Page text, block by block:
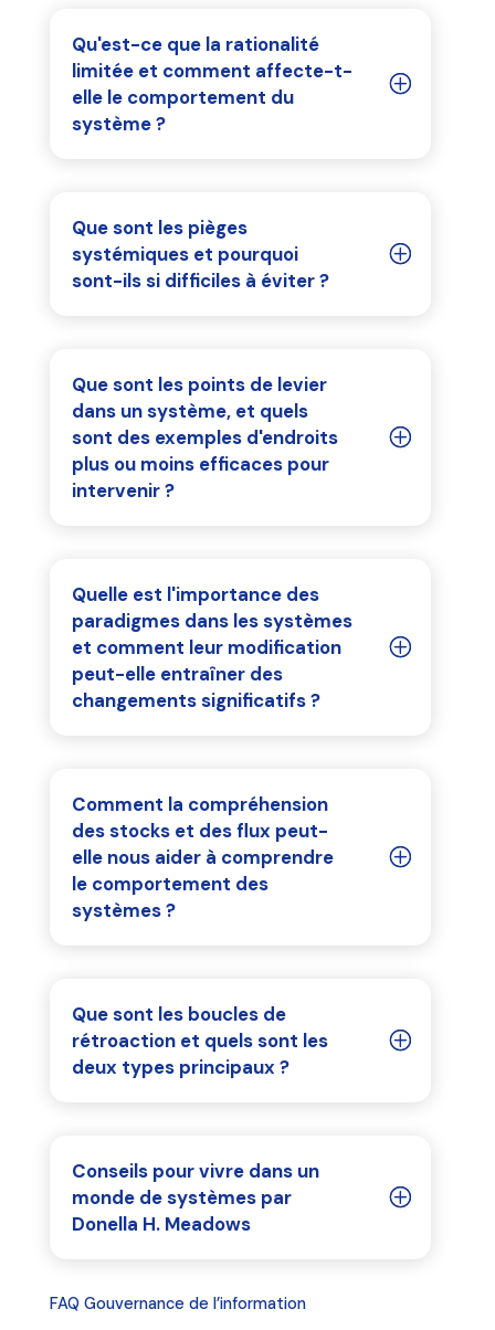
Qu'est-ce que la rationalité
limitée et comment affecte-t-
elle le comportement du
système ?
Que sont les pièges
systémiques et pourquoi
sont-ils si difficiles à éviter ?
Que sont les points de levier
dans un système, et quels
sont des exemples d'endroits
plus ou moins efficaces pour
intervenir ?
Quelle est l'importance des
paradigmes dans les systèmes
et comment leur modification
peut-elle entraîner des
changements significatifs ?
Comment la compréhension
des stocks et des flux peut-
elle nous aider à comprendre
le comportement des
systèmes ?
Que sont les boucles de
rétroaction et quels sont les
deux types principaux ?
Conseils pour vivre dans un
monde de systèmes par
Donella H. Meadows
FAQ Gouvernance de l’information